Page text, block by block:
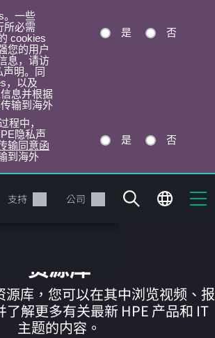
。一些
所必需
cookies
您的用户
息，请访
声明。同
，以及
息并根据
输到海外
是 否
程中，
隐私声
输同意函
到海外
是 否
支持 公司
资源库
源库，您可以在其中浏览视频、报
了解更多有关最新 HPE 产品和 IT
主题的内容。